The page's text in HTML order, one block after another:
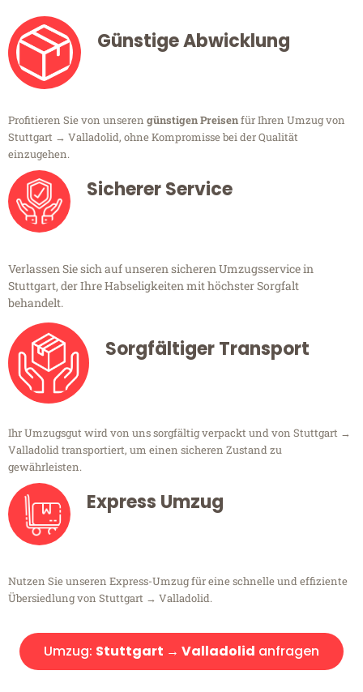
Günstige Abwicklung
Profitieren Sie von unseren günstigen Preisenfür Ihren Umzug von
Stuttgart → Valladolid, ohne Kompromisse bei der Qualität
einzugehen.
Sicherer Service
Verlassen Sie sich auf unseren sicheren Umzugsservice in
Stuttgart, der Ihre Habseligkeiten mit höchster Sorgfalt
behandelt.
Sorgfältiger Transport
Ihr Umzugsgut wird von uns sorgfältig verpackt und von Stuttgart →
Valladolid transportiert, um einen sicheren Zustand zu
gewährleisten.
Express Umzug
Nutzen Sie unseren Express-Umzug für eine schnelle und effiziente
Übersiedlung von Stuttgart → Valladolid.
Umzug: Stuttgart → Valladolid anfragen